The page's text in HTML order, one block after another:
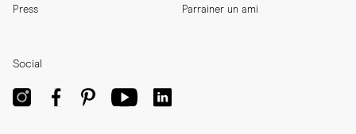
Press Parrainer un ami
Social